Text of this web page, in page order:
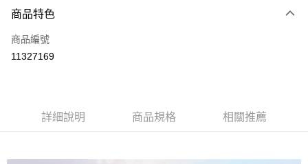
信用卡一次付款
超商取貨付款
街口支付
商品特色
商品編號
11327169
詳細說明 商品規格 相關推薦